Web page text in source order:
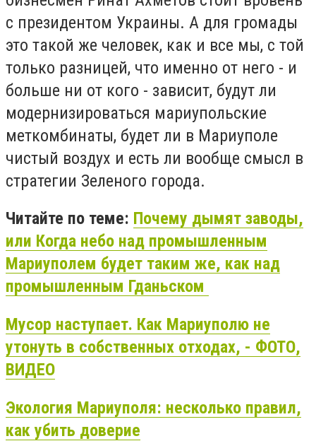
с президентом Украины. А для громады
это такой же человек, как и все мы, с той
только разницей, что именно от него - и
больше ни от кого - зависит, будут ли
модернизироваться мариупольские
меткомбинаты, будет ли в Мариуполе
чистый воздух и есть ли вообще смысл в
стратегии Зеленого города.
Читайте по теме: Почему дымят заводы,
или Когда небо над промышленным
Мариуполем будет таким же, как над
промышленным Гданьском
Мусор наступает. Как Мариуполю не
утонуть в собственных отходах, - ФОТО,
ВИДЕО
Экология Мариуполя: несколько правил,
как убить доверие